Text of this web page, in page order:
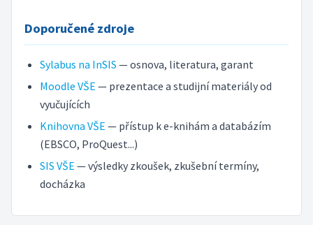
Doporučené zdroje
Sylabus na InSIS — osnova, literatura, garant
Moodle VŠE — prezentace a studijní materiály od
vyučujících
Knihovna VŠE — přístup k e-knihám a databázím
(EBSCO, ProQuest...)
SIS VŠE — výsledky zkoušek, zkušební termíny,
docházka